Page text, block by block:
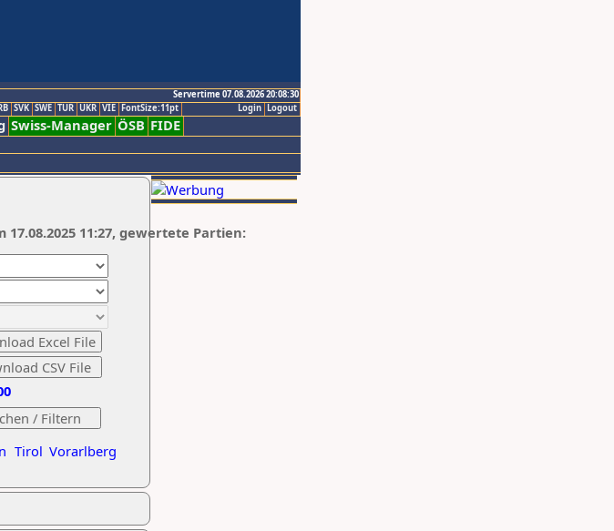
Servertime 07.08.2026 20:08:30
Logout
Login
SVK SWE TUR UKR VIE FontSize:11pt
Swiss-Manager ÖSB FIDE
Tirol Vorarlberg
17.08.2025 11:27, gewertete Partien: